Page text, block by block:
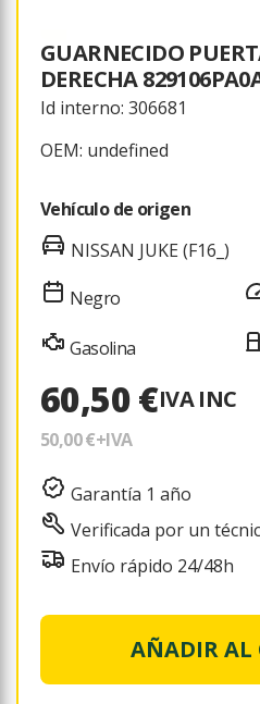
GUARNECIDO
DERECHA
Id interno: 306681
OEM: undefined
Vehículo de origen
NISSAN JUKE (F16_)
Negro
Gasolina
60,50 €IVA INC
50,00 €+IVA
Garantía 1 año
Verificada por un
Envío rápido 24/48h
AÑADIR AL